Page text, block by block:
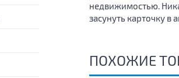
недвижимостью.
засунуть карточку в
ПОХОЖИЕ